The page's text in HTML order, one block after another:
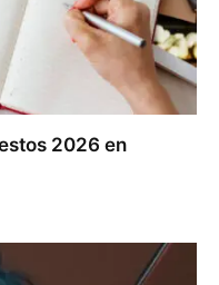
2026 en